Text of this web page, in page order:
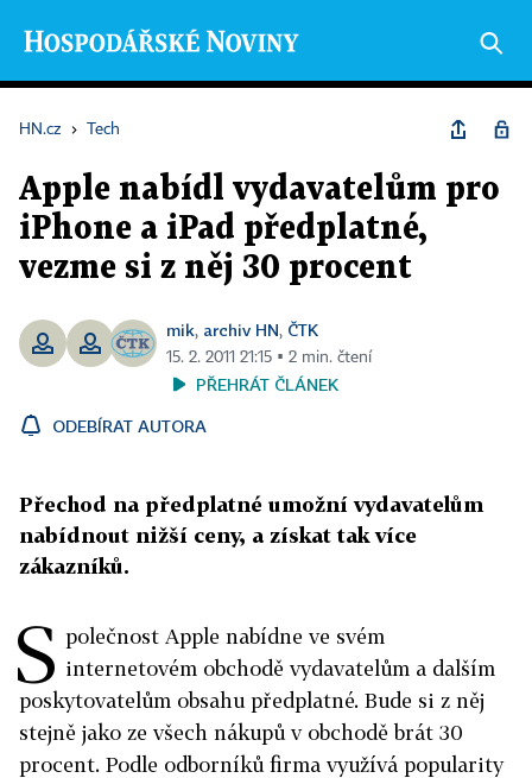
HN.cz › Tech
Apple nabídl vydavatelům pro
iPhone a iPad předplatné,
vezme si z něj 30 procent
mik, archiv HN, ČTK
15. 2. 2011 21:15 ▪ 2 min. čtení
PŘEHRÁT ČLÁNEK
ODEBÍRAT AUTORA
Přechod na předplatné umožní vydavatelům
nabídnout nižší ceny, a získat tak více
zákazníků.
S polečnost Apple nabídne ve svém
internetovém obchodě vydavatelům a dalším
poskytovatelům obsahu předplatné. Bude si z něj
stejně jako ze všech nákupů v obchodě brát 30
procent. Podle odborníků firma využívá popularity